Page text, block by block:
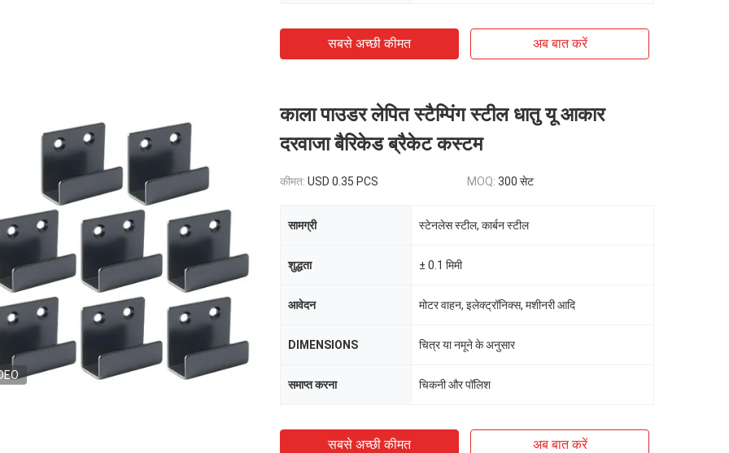
सबसे अच्छी कीमत अब बात करें
काला पाउडर लेपित स्टैम्पिंग स्टील धातु यू आकार
दरवाजा बैरिकेड ब्रैकेट कस्टम
कीमत: USD 0.35 PCS MOQ: 300 सेट
सामग्री स्टेनलेस स्टील, कार्बन स्टील
शुद्धता ± 0.1 मिमी
आवेदन मोटर वाहन, इलेक्ट्रॉनिक्स, मशीनरी आदि
DIMENSIONS चित्र या नमूने के अनुसार
समाप्त करना चिकनी और पॉलिश
सबसे अच्छी कीमत अब बात करें